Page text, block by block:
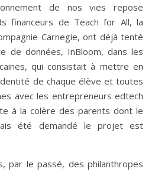
de nos vies repose
financeurs de Teach for All, la
Carnegie, ont déjà tenté
de données, InBloom, dans les
qui consistait à mettre en
de chaque élève et toutes
avec les entrepreneurs edtech
à la colère des parents dont le
été demandé le projet est
par le passé, des philanthropes